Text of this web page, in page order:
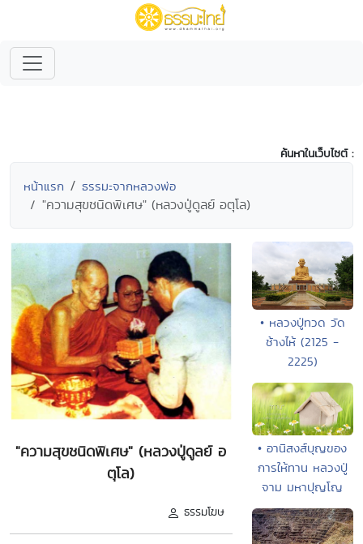
ค้นหาในเว็บไซต์ :
หน้าแรก ธรรมะจากหลวงพ่อ
"ความสุขชนิดพิเศษ" (หลวงปู่ดูลย์ อตุโล)
"ความสุขชนิดพิเศษ" (หลวงปู่ดูลย์ อ
ตุโล)
ธรรมโฆษ
• หลวงปู่ทวด วัด
ช้างไห้ (2125 -
2225)
• อานิสงส์บุญของ
การให้ทาน หลวงปู่
จาม มหาปุญโญ